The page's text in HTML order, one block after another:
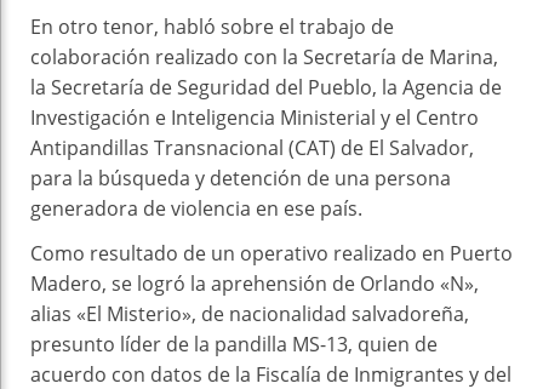
En otro tenor, habló sobre el trabajo de
colaboración realizado con la Secretaría de Marina,
la Secretaría de Seguridad del Pueblo, la Agencia de
Investigación e Inteligencia Ministerial y el Centro
Antipandillas Transnacional (CAT) de El Salvador,
para la búsqueda y detención de una persona
generadora de violencia en ese país.
Como resultado de un operativo realizado en Puerto
Madero, se logró la aprehensión de Orlando «N»,
alias «El Misterio», de nacionalidad salvadoreña,
presunto líder de la pandilla MS-13, quien de
acuerdo con datos de la Fiscalía de Inmigrantes y del